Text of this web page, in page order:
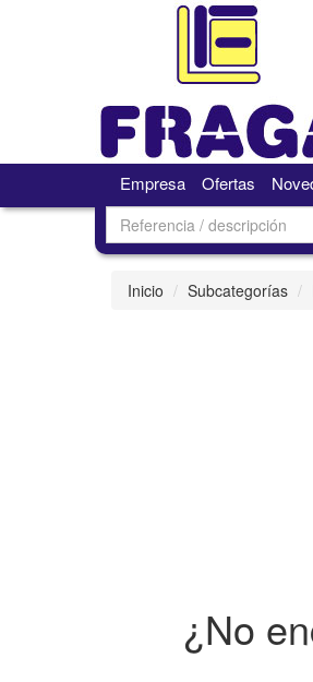
Empresa Ofertas
Inicio Subcategorías
¿No